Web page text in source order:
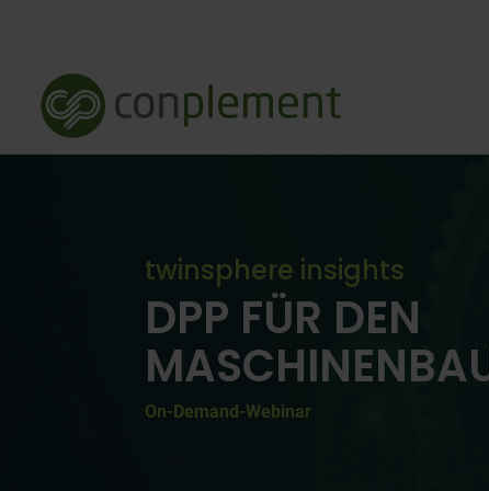
twinsphere insights
DPP FÜR DEN
On-Demand-Webinar